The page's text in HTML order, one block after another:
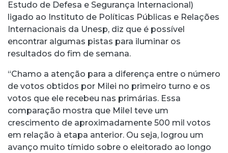
Estudo de Defesa e Segurança Internacional)
ligado ao Instituto de Políticas Públicas e Relações
Internacionais da Unesp, diz que é possível
encontrar algumas pistas para iluminar os
resultados do fim de semana.
“Chamo a atenção para a diferença entre o número
de votos obtidos por Milei no primeiro turno e os
votos que ele recebeu nas primárias. Essa
comparação mostra que MileI teve um
crescimento de aproximadamente 500 mil votos
em relação à etapa anterior. Ou seja, logrou um
avanço muito tímido sobre o eleitorado ao longo